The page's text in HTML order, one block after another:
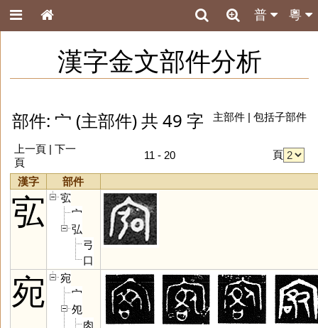
粵
普
漢字金文部件分析
部件: 宀 (主部件) 共 49 字 主部件| 包括子部件
上一頁| 下一
頁
11 - 20 頁
漢字 部件
宖
宖
宀
弘
弓
口
宛
宛
宀
夗
肉